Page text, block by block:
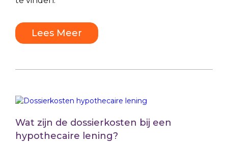
Lees Meer
Wat zijn de dossierkosten bij een
hypothecaire lening?